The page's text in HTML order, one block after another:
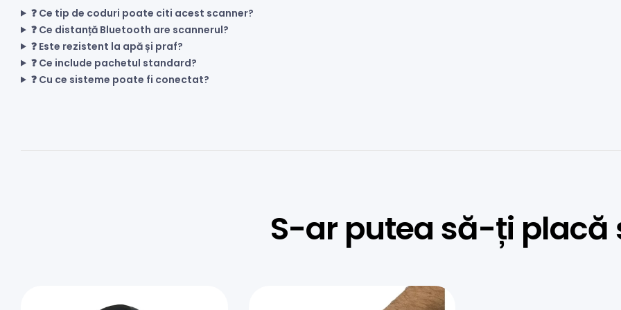
❓ Ce tip de coduri poate citi acest scanner?
❓ Ce distanță Bluetooth are scannerul?
❓ Este rezistent la apă și praf?
❓ Ce include pachetul standard?
❓ Cu ce sisteme poate fi conectat?
S-ar putea să-ți placă